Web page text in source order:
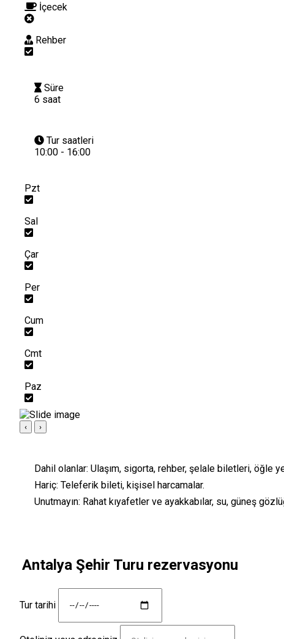
İçecek
Rehber
Süre
6 saat
Tur saatleri
10:00 - 16:00
Pzt
Sal
Çar
Per
Cum
Cmt
Paz
‹ ›
Dahil olanlar: Ulaşım, sigorta, rehber, şelale biletleri, öğle
Hariç: Teleferik bileti, kişisel harcamalar.
Unutmayın: Rahat kıyafetler ve ayakkabılar, su, güneş
Antalya Şehir Turu rezervasyonu
Tur tarihi